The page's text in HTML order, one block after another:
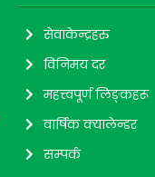
सेवाकेन्द्रहरु
विनिमय दर
महत्त्वपूर्ण लिङ्कहरू
वार्षिक क्यालेन्डर
सम्पर्क